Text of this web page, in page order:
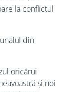
la conflictul
din
oricărui
și noi